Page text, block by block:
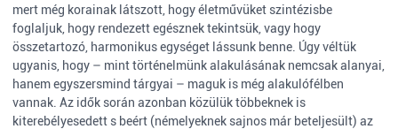
mert még korainak látszott, hogy életművüket szintézisbe
foglaljuk, hogy rendezett egésznek tekintsük, vagy hogy
összetartozó, harmonikus egységet lássunk benne. Úgy véltük
ugyanis, hogy – mint történelmünk alakulásának nemcsak alanyai,
hanem egyszersmind tárgyai – maguk is még alakulófélben
vannak. Az idők során azonban közülük többeknek is
kiterebélyesedett s beért (némelyeknek sajnos már beteljesült) az